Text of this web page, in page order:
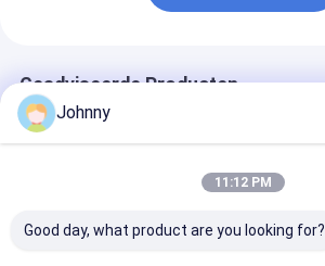
Geadviseerde Producten
Johnny
11:12 PM
Good day, what product are you looking for?